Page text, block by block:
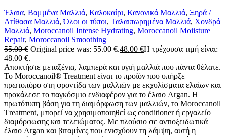
Έλαια, Βαμμένα Μαλλιά, Καλοκαίρι, Κανονικά Μαλλιά, Ξηρά /
Ατίθασα Μαλλιά,Όλοι οι τύποι, Ταλαιπωρημένα Μαλλιά, Χονδρά
Μαλλιά, Moroccanoil Intense Hydrating, Moroccanoil Moiisture
Repair, Moroccanoil Smoothing
55.00€ Original price was: 55.00 €.48.00 €Η τρέχουσα τιμή είναι:
48.00 €.
Αποκτήστε μεταξένια, λαμπερά και υγιή μαλλιά που πάντα θέλατε.
To Moroccanoil® Treatment είναι το προϊόν που υπήρξε
πρωτοπόρο στη φροντίδα των μαλλιών με εκχυλίσματα ελαίων και
προκάλεσε το παγκόσμιο ενδιαφέρον για το έλαιο Argan. Η
πρωτότυπη βάση για τη διαμόρφωση των μαλλιών, το Moroccanoil
Τreatment, μπορεί να χρησιμοποιηθεί ως conditioner ή εργαλείο
διαμόρφωσης και τελειώματος. Με πλούσιο σε αντιοξειδωτικά
έλαιο Argan και βιταμίνες που ενισχύουν τη λάμψη, αυτή η